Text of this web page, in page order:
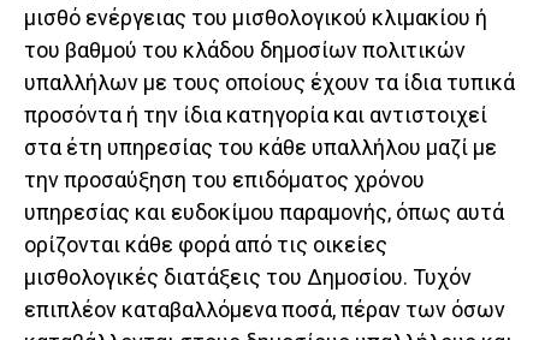
μισθό ενέργειας του μισθολογικού κλιμακίου ή
του βαθμού του κλάδου δημοσίων πολιτικών
υπαλλήλων με τους οποίους έχουν τα ίδια τυπικά
προσόντα ή την ίδια κατηγορία και αντιστοιχεί
στα έτη υπηρεσίας του κάθε υπαλλήλου μαζί με
την προσαύξηση του επιδόματος χρόνου
υπηρεσίας και ευδοκίμου παραμονής, όπως αυτά
ορίζονται κάθε φορά από τις οικείες
μισθολογικές διατάξεις του Δημοσίου. Τυχόν
επιπλέον καταβαλλόμενα ποσά, πέραν των όσων